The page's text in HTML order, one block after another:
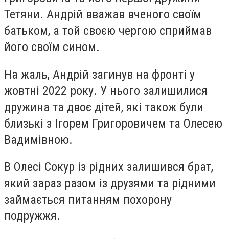
Тетяни. Андрій вважав вченого своїм
батьком, а той своєю чергою сприймав
його своїм сином.
На жаль, Андрій загинув на фронті у
жовтні 2022 року. У нього залишилися
дружина та двоє дітей, які також були
близькі з Ігорем Григоровичем та Олесею
Вадимівною.
В Олесі Сокур із рідних залишився брат,
який зараз разом із друзями та рідними
займається питанням похорону
подружжя.